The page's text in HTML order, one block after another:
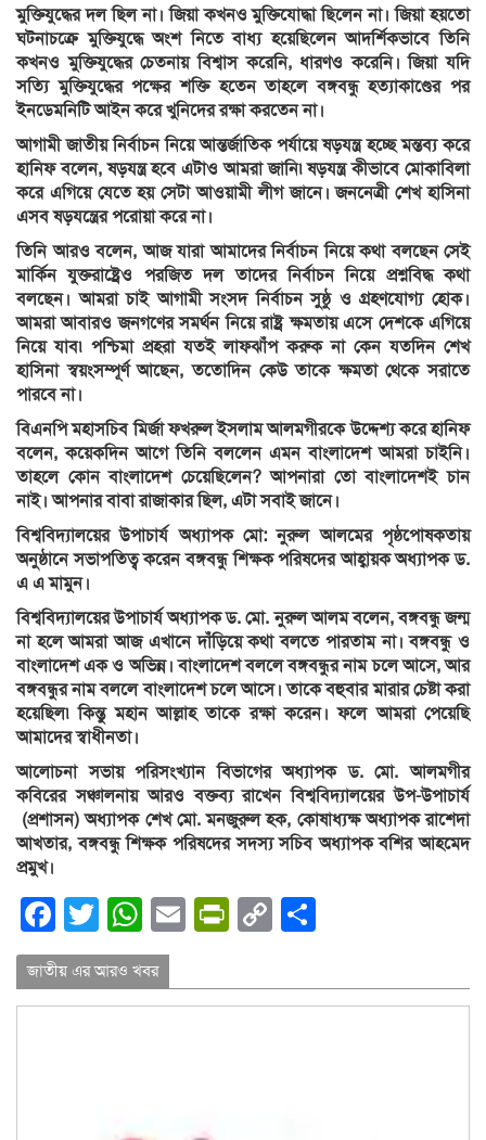
মুক্তিযুদ্ধের দল ছিল না। জিয়া কখনও মুক্তিযোদ্ধা ছিলেন না। জিয়া হয়তো
ঘটনাচক্রে মুক্তিযুদ্ধে অংশ নিতে বাধ্য হয়েছিলেন আদর্শিকভাবে তিনি
কখনও মুক্তিযুদ্ধের চেতনায় বিশ্বাস করেনি, ধারণও করেনি। জিয়া যদি
সত্যি মুক্তিযুদ্ধের পক্ষের শক্তি হতেন তাহলে বঙ্গবন্ধু হত্যাকাণ্ডের পর
ইনডেমনিটি আইন করে খুনিদের রক্ষা করতেন না।
আগামী জাতীয় নির্বাচন নিয়ে আন্তর্জাতিক পর্যায়ে ষড়যন্ত্র হচ্ছে মন্তব্য করে
হানিফ বলেন, ষড়যন্ত্র হবে এটাও আমরা জানি৷ ষড়যন্ত্র কীভাবে মোকাবিলা
করে এগিয়ে যেতে হয় সেটা আওয়ামী লীগ জানে। জননেত্রী শেখ হাসিনা
এসব ষড়যন্ত্রের পরোয়া করে না।
তিনি আরও বলেন, আজ যারা আমাদের নির্বাচন নিয়ে কথা বলছেন সেই
মার্কিন যুক্তরাষ্ট্রেও পরজিত দল তাদের নির্বাচন নিয়ে প্রশ্নবিদ্ধ কথা
বলছেন। আমরা চাই আগামী সংসদ নির্বাচন সুষ্ঠু ও গ্রহণযোগ্য হোক।
আমরা আবারও জনগণের সমর্থন নিয়ে রাষ্ট্র ক্ষমতায় এসে দেশকে এগিয়ে
নিয়ে যাব৷ পশ্চিমা প্রহরা যতই লাফঝাঁপ করুক না কেন যতদিন শেখ
হাসিনা স্বয়ংসম্পূর্ণ আছেন, ততোদিন কেউ তাকে ক্ষমতা থেকে সরাতে
পারবে না।
বিএনপি মহাসচিব মির্জা ফখরুল ইসলাম আলমগীরকে উদ্দেশ্য করে হানিফ
বলেন, কয়েকদিন আগে তিনি বললেন এমন বাংলাদেশ আমরা চাইনি।
তাহলে কোন বাংলাদেশ চেয়েছিলেন? আপনারা তো বাংলাদেশই চান
নাই। আপনার বাবা রাজাকার ছিল, এটা সবাই জানে।
বিশ্ববিদ্যালয়ের উপাচার্য অধ্যাপক মো: নুরুল আলমের পৃষ্ঠপোষকতায়
অনুষ্ঠানে সভাপতিত্ব করেন বঙ্গবন্ধু শিক্ষক পরিষদের আহ্বায়ক অধ্যাপক ড.
এ এ মামুন।
বিশ্ববিদ্যালয়ের উপাচার্য অধ্যাপক ড. মো. নুরুল আলম বলেন, বঙ্গবন্ধু জন্ম
না হলে আমরা আজ এখানে দাঁড়িয়ে কথা বলতে পারতাম না। বঙ্গবন্ধু ও
বাংলাদেশ এক ও অভিন্ন। বাংলাদেশ বললে বঙ্গবন্ধুর নাম চলে আসে, আর
বঙ্গবন্ধুর নাম বললে বাংলাদেশ চলে আসে। তাকে বহুবার মারার চেষ্টা করা
হয়েছিল৷ কিন্তু মহান আল্লাহ তাকে রক্ষা করেন। ফলে আমরা পেয়েছি
আমাদের স্বাধীনতা।
আলোচনা সভায় পরিসংখ্যান বিভাগের অধ্যাপক ড. মো. আলমগীর
কবিরের সঞ্চালনায় আরও বক্তব্য রাখেন বিশ্ববিদ্যালয়ের উপ-উপাচার্য
(প্রশাসন) অধ্যাপক শেখ মো. মনজুরুল হক, কোষাধ্যক্ষ অধ্যাপক রাশেদা
আখতার, বঙ্গবন্ধু শিক্ষক পরিষদের সদস্য সচিব অধ্যাপক বশির আহমেদ
প্রমুখ।
Facebook
Twitter
WhatsApp
EmailPrintFriendly
Copy
জাতীয় এর আরও খবর